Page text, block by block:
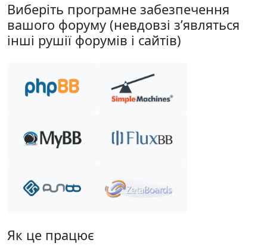
Виберіть програмне забезпечення
вашого форуму (невдовзі з’являться
інші рушії форумів і сайтів)
Як це працює